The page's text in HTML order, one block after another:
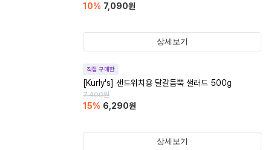
10% 7,090원
상세보기
직접 구매한
[Kurly's] 샌드위치용 달걀듬뿍 샐러드 500g
7,400원
15% 6,290원
상세보기